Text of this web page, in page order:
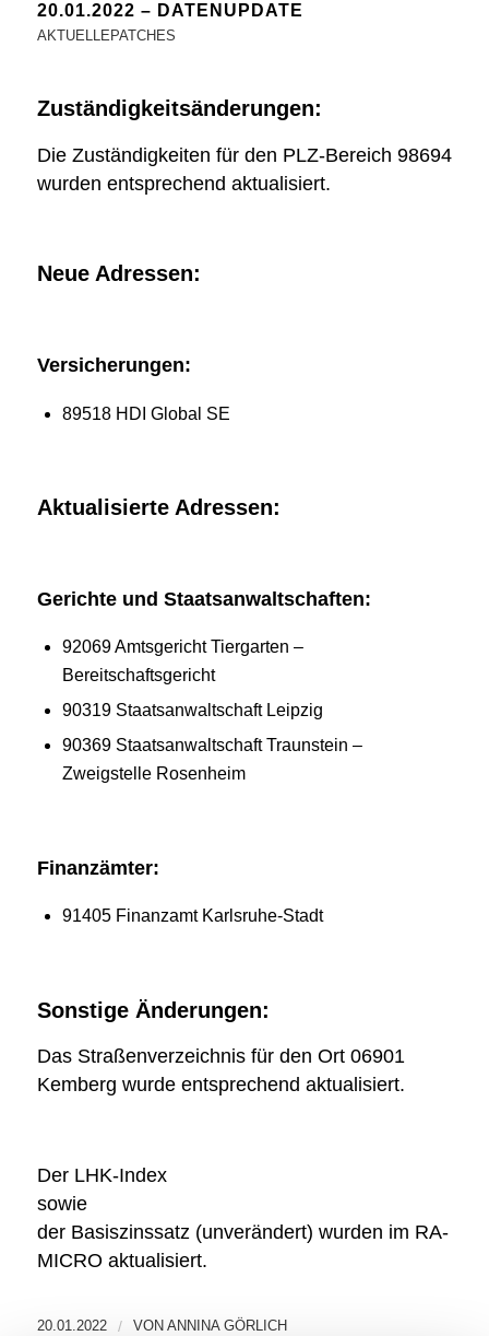
20.01.2022 – DATENUPDATE
AKTUELLEPATCHES
Zuständigkeitsänderungen:
Die Zuständigkeiten für den PLZ-Bereich 98694
wurden entsprechend aktualisiert.
Neue Adressen:
Versicherungen:
89518 HDI Global SE
Aktualisierte Adressen:
Gerichte und Staatsanwaltschaften:
92069 Amtsgericht Tiergarten –
Bereitschaftsgericht
90319 Staatsanwaltschaft Leipzig
90369 Staatsanwaltschaft Traunstein –
Zweigstelle Rosenheim
Finanzämter:
91405 Finanzamt Karlsruhe-Stadt
Sonstige Änderungen:
Das Straßenverzeichnis für den Ort 06901
Kemberg wurde entsprechend aktualisiert.
Der LHK-Index
sowie
der Basiszinssatz (unverändert) wurden im RA-
MICRO aktualisiert.
20.01.2022 / VON ANNINA GÖRLICH